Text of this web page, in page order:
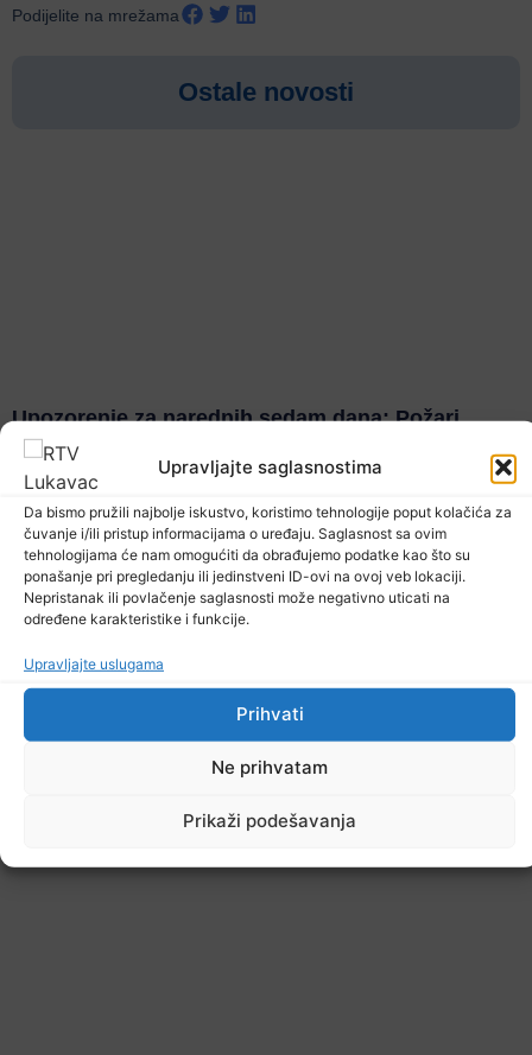
Upravljajte saglasnostima
Da bismo pružili najbolje iskustvo, koristimo tehnologije poput kolačića za
čuvanje i/ili pristup informacijama o uređaju. Saglasnost sa ovim
tehnologijama će nam omogućiti da obrađujemo podatke kao što su
ponašanje pri pregledanju ili jedinstveni ID-ovi na ovoj veb lokaciji.
Nepristanak ili povlačenje saglasnosti može negativno uticati na
određene karakteristike i funkcije.
Upravljajte uslugama
Prihvati
Ne prihvatam
Prikaži podešavanja
Podijelite na mrežama
Ostale novosti
Upozorenje za narednih sedam dana: Požari
prijete Balkanu, u rizičnoj zoni nalazi se i BiH
6. Augusta 2026.